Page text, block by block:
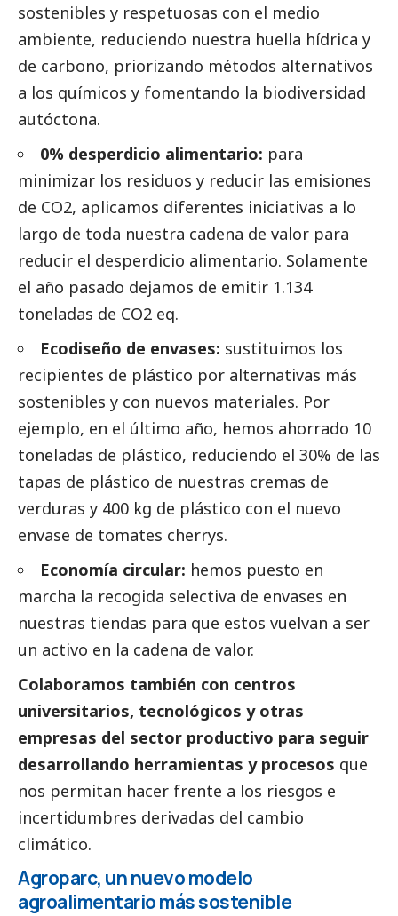
sostenibles y respetuosas con el medio
ambiente, reduciendo nuestra huella hídrica y
de carbono, priorizando métodos alternativos
a los químicos y fomentando la biodiversidad
autóctona.
0% desperdicio alimentario: para
minimizar los residuos y reducir las emisiones
de CO2, aplicamos diferentes iniciativas a lo
largo de toda nuestra cadena de valor para
reducir el desperdicio alimentario. Solamente
el año pasado dejamos de emitir 1.134
toneladas de CO2 eq.
Ecodiseño de envases: sustituimos los
recipientes de plástico por alternativas más
sostenibles y con nuevos materiales. Por
ejemplo, en el último año, hemos ahorrado 10
toneladas de plástico, reduciendo el 30% de las
tapas de plástico de nuestras cremas de
verduras y 400 kg de plástico con el nuevo
envase de tomates cherrys.
Economía circular: hemos puesto en
marcha la recogida selectiva de envases en
nuestras tiendas para que estos vuelvan a ser
un activo en la cadena de valor.
Colaboramos también con centros
universitarios, tecnológicos y otras
empresas del sector productivo para seguir
desarrollando herramientas y procesos que
nos permitan hacer frente a los riesgos e
incertidumbres derivadas del cambio
climático.
Agroparc, un nuevo modelo
agroalimentario más sostenible